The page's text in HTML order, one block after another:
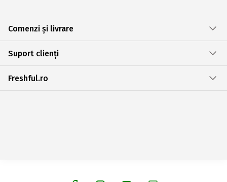
Comenzi și livrare
Suport clienți
Freshful.ro